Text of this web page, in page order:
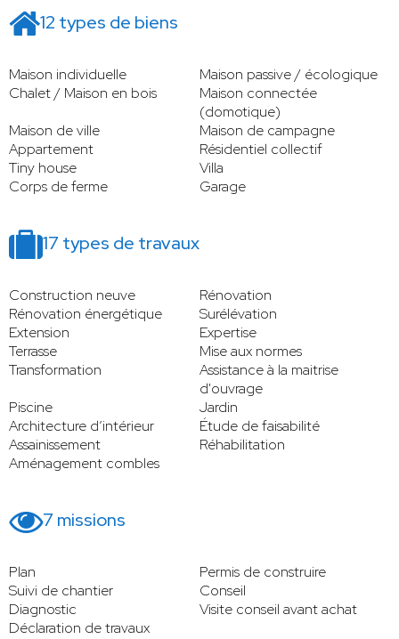
12 types de biens
Maison individuelle
Maison passive / écologique
Chalet / Maison en bois
Maison connectée
(domotique)
Maison de ville
Maison de campagne
Appartement
Résidentiel collectif
Tiny house
Villa
Corps de ferme
Garage
17 types de travaux
Construction neuve
Rénovation
Rénovation énergétique
Surélévation
Extension
Expertise
Terrasse
Mise aux normes
Transformation
Assistance à la maitrise
d'ouvrage
Piscine
Jardin
Architecture d’intérieur
Étude de faisabilité
Assainissement
Réhabilitation
Aménagement combles
7 missions
Plan
Permis de construire
Suivi de chantier
Conseil
Diagnostic
Visite conseil avant achat
Déclaration de travaux